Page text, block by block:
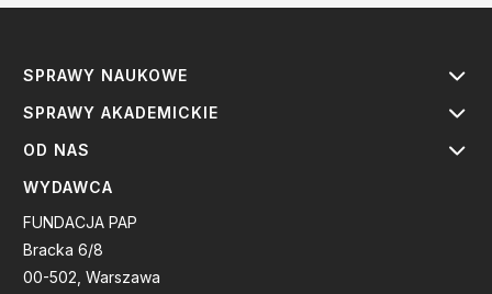
SPRAWY NAUKOWE
SPRAWY AKADEMICKIE
OD NAS
WYDAWCA
FUNDACJA PAP
Bracka 6/8
00-502, Warszawa